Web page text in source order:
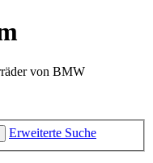
von BMW
Erweiterte Suche